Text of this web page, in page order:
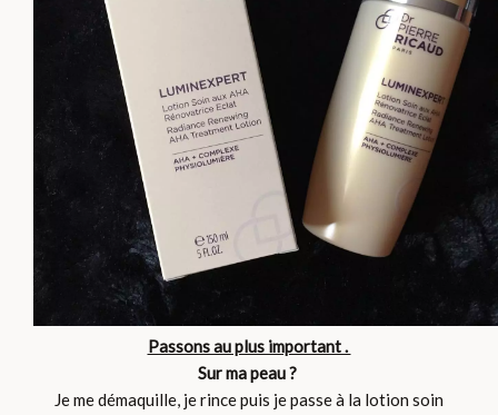
Passons au plus important .
Sur ma peau ?
Je me démaquille, je rince puis je passe à la lotion soin